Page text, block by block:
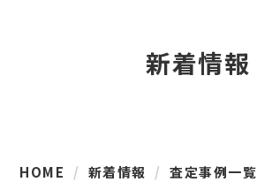
新着情報
HOME 新着情報 査定事例一覧